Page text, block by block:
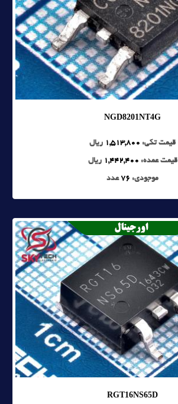
NGD8201NT4G
قیمت تکی: 1,513,800 ریال
قیمت عمده: 1,442,400 ریال
موجودی: 76عدد
RGT16NS65D